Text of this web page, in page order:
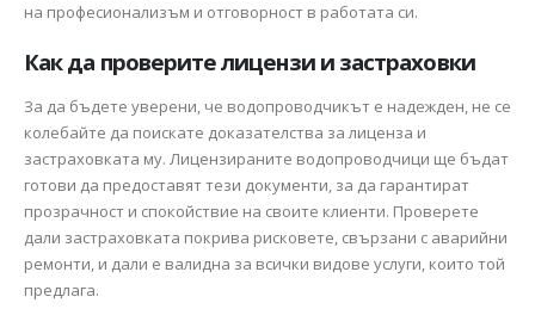
на професионализъм и отговорност в работата си.
Как да проверите лицензи и застраховки
За да бъдете уверени, че водопроводчикът е надежден, не се
колебайте да поискате доказателства за лиценза и
застраховката му. Лицензираните водопроводчици ще бъдат
готови да предоставят тези документи, за да гарантират
прозрачност и спокойствие на своите клиенти. Проверете
дали застраховката покрива рисковете, свързани с аварийни
ремонти, и дали е валидна за всички видове услуги, които той
предлага.